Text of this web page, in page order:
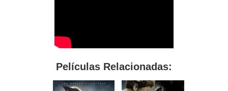
Películas Relacionadas: